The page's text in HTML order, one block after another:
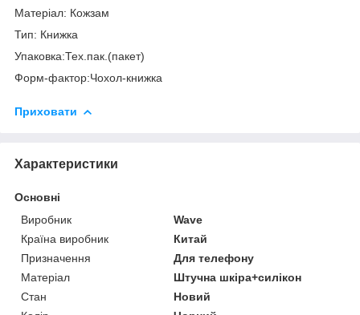
Матеріал: Кожзам
Тип: Книжка
Упаковка:Тех.пак.(пакет)
Форм-фактор:Чохол-книжка
Приховати
Характеристики
Основні
Виробник
Wave
Країна виробник
Китай
Призначення
Для телефону
Матеріал
Штучна шкіра+силікон
Стан
Новий